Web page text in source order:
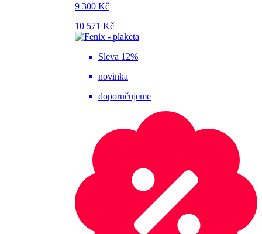
9 300 Kč
10 571 Kč
Sleva 12%
novinka
doporučujeme